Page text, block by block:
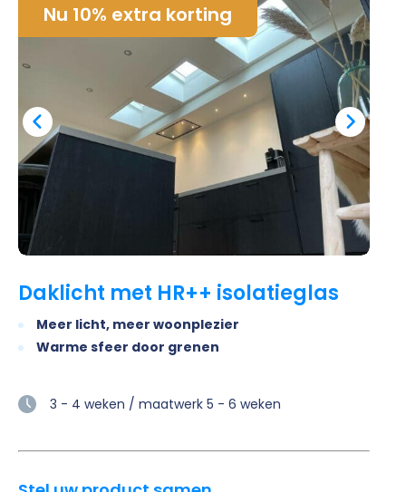
Nu 10% extra korting
Daklicht met HR++ isolatieglas
Meer licht, meer woonplezier
Warme sfeer door grenen
3 - 4 weken / maatwerk 5 - 6 weken